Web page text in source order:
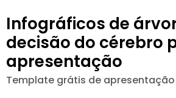
Infográficos de
decisão do cérebro
apresentação
Template grátis de